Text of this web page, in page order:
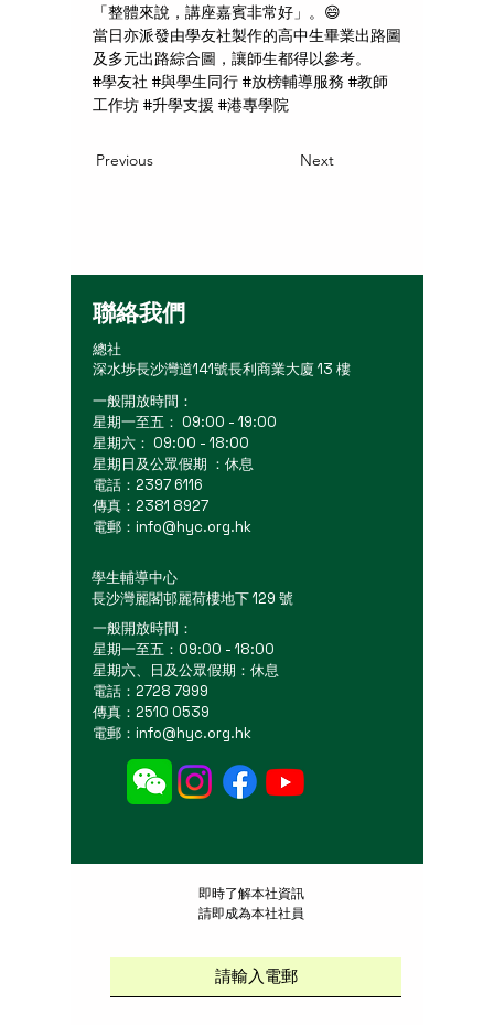
「整體來說，講座嘉賓非常好」。😄
當日亦派發由學友社製作的高中生畢業出路圖
及多元出路綜合圖，讓師生都得以參考。
#學友社 #與學生同行 #放榜輔導服務 #教師
工作坊 #升學支援 #港專學院
Previous Next
聯絡我們
總社
深水埗長沙灣道141號長利商業大廈 13 樓
一般開放時間：
星期一至五： 09:00 - 19:00
星期六： 09:00 - 18:00
星期日及公眾假期 ：休息
電話：2397 6116
傳真：2381 8927
電郵： info@hyc.org.hk
學生輔導中心
長沙灣麗閣邨麗荷樓地下 129 號
一般開放時間：
星期一至五：09:00 - 18:00
星期六、日及公眾假期：休息
電話：2728 7999
傳真：2510 0539
電郵： info@hyc.org.hk
​即時了解本社資訊
請即成為本社社員